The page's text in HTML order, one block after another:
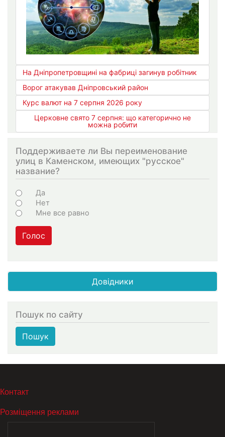
На Дніпропетровщині на фабриці загинув робітник
Ворог атакував Дніпровський район
Курс валют на 7 серпня 2026 року
Церковне свято 7 серпня: що категорично не
можна робити
Поддерживаете ли Вы переименование
улиц в Каменском, имеющих "русское"
название?
Варіанти
Да
Нет
Мне все равно
Голос
Довідники
Пошук по сайту
Пошук
МЕНЮ В ПОДВАЛЕ
Контакт
Розміщення реклами